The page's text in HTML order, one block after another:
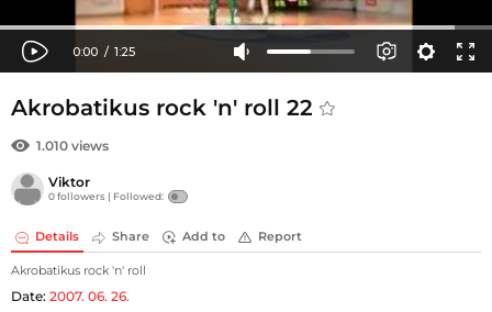
Akrobatikus rock 'n' roll 22
1.010 views
Viktor
0 followers | Followed:
Details Share Add to Report
Akrobatikus rock 'n' roll
Date: 2007. 06. 26.